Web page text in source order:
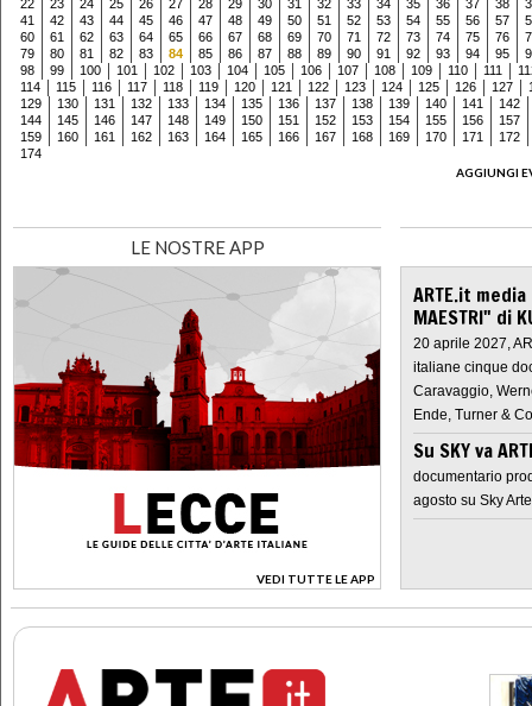
22 23 24 25 26 27 28 29 30 31 32 33 34 35 36 37 38
41
42 43 44 45 46 47 48 49 50 51 52 53 54 55 56 57
60
61 62 63 64 65 66 67 68 69 70 71 72 73 74 75 76
79
80 81 82 83 84 85 86 87 88 89 90 91 92 93 94 95
98
99 100 101 102 103 104 105 106 107 108 109 110 111
114
115 116 117 118 119 120 121 122 123 124 125 126 127
129
130 131 132 133 134 135 136 137 138 139 140 141
142
144
145 146 147 148 149 150 151 152 153 154 155 156
157
159
160 161 162 163 164 165 166 167 168 169 170 171
172
174
AGGIUNGI
LE NOSTRE APP
VEDI TUTTE LE APP
>
ARTE.it
MAESTRI" di
20 aprile 2027,
italiane cinque
Caravaggio,
Ende, Turner &
Su SKY va
documentario
agosto su Sky Arte